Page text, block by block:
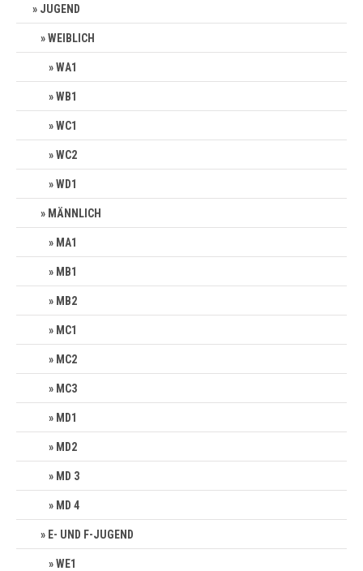
JUGEND
WEIBLICH
WA1
WB1
WC1
WC2
WD1
MÄNNLICH
MA1
MB1
MB2
MC1
MC2
MC3
MD1
MD2
MD 3
MD 4
E- UND F-JUGEND
WE1